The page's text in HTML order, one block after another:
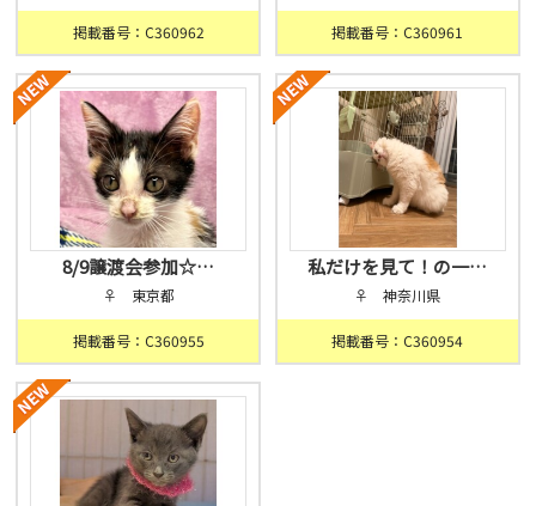
掲載番号：C360962 掲載番号：C360961
8/9譲渡会参加☆…
♀ 東京都
掲載番号：C360955
私だけを見て！の一…
♀ 神奈川県
掲載番号：C360954